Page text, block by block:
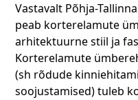
Vastavalt Põhja-
peab korterelamute
arhitektuurne stiil ja
Korterelamute
(sh rõdude
soojustamised) tuleb